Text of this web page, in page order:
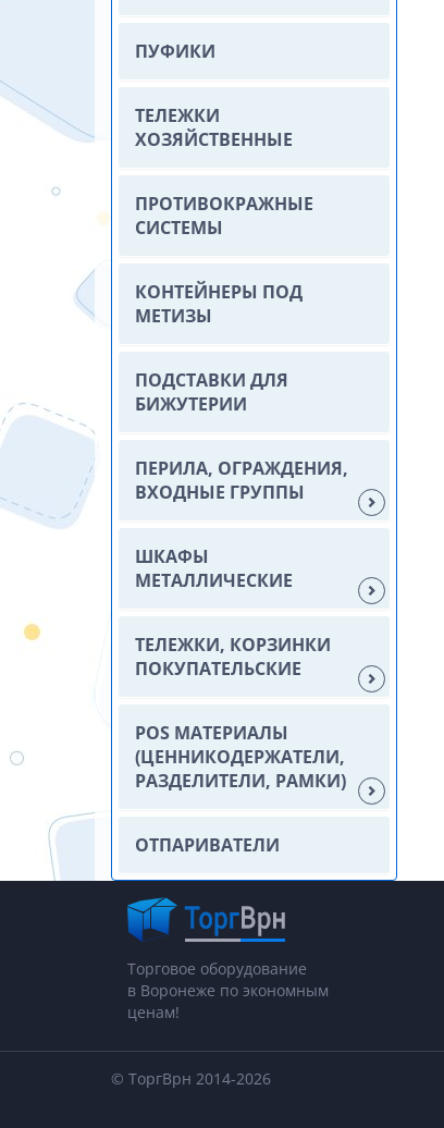
ПУФИКИ
ТЕЛЕЖКИ
ХОЗЯЙСТВЕННЫЕ
ПРОТИВОКРАЖНЫЕ
СИСТЕМЫ
КОНТЕЙНЕРЫ ПОД
МЕТИЗЫ
ПОДСТАВКИ ДЛЯ
БИЖУТЕРИИ
ПЕРИЛА, ОГРАЖДЕНИЯ,
ВХОДНЫЕ ГРУППЫ
ШКАФЫ
МЕТАЛЛИЧЕСКИЕ
ТЕЛЕЖКИ, КОРЗИНКИ
ПОКУПАТЕЛЬСКИЕ
POS МАТЕРИАЛЫ
(ЦЕННИКОДЕРЖАТЕЛИ,
РАЗДЕЛИТЕЛИ, РАМКИ)
ОТПАРИВАТЕЛИ
Торговое оборудование
в Воронеже по экономным
ценам!
© ТоргВрн 2014-2026